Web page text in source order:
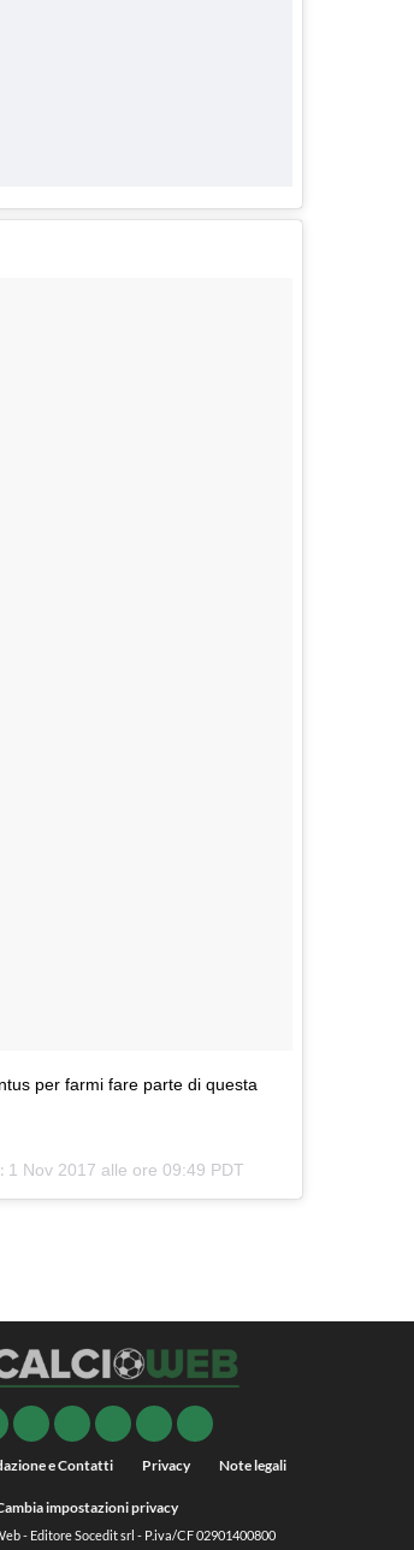
per farmi fare parte di questa
1 Nov 2017 alle ore 09:49 PDT
e Contatti Privacy Note legali
impostazioni privacy
- Editore Socedit srl - P.iva/CF 02901400800